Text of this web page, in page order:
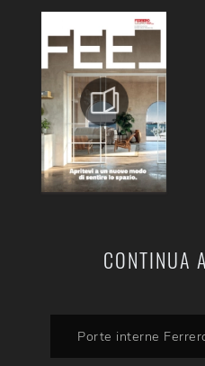
CONTINUA
Porte interne